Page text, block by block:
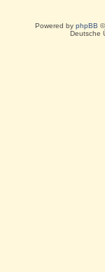
Powered by phpBB
Deutsche